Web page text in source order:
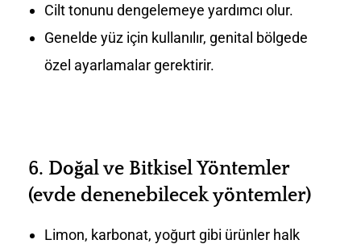
Cilt tonunu dengelemeye yardımcı olur.
Genelde yüz için kullanılır, genital bölgede
özel ayarlamalar gerektirir.
6. Doğal ve Bitkisel Yöntemler
(evde denenebilecek yöntemler)
Limon, karbonat, yoğurt gibi ürünler halk